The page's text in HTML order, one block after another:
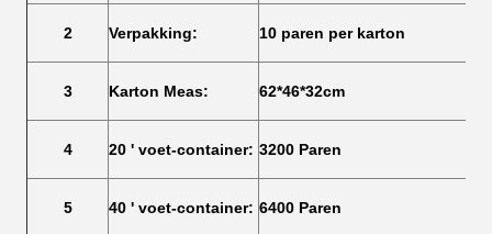
2 Verpakking: 10 paren per karton
3 Karton Meas: 62*46*32cm
4 20 ' voet-container: 3200 Paren
5 40 ' voet-container: 6400 Paren